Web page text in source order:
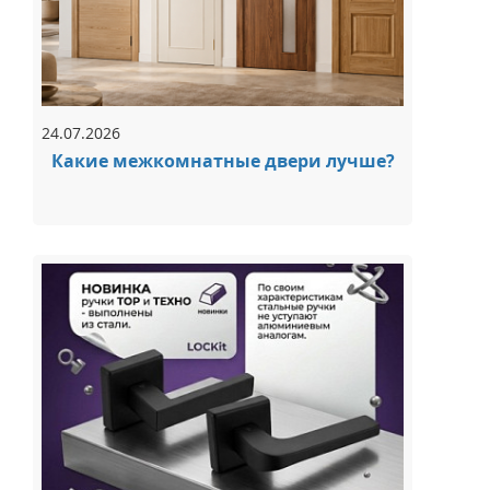
24.07.2026
Какие межкомнатные двери лучше?